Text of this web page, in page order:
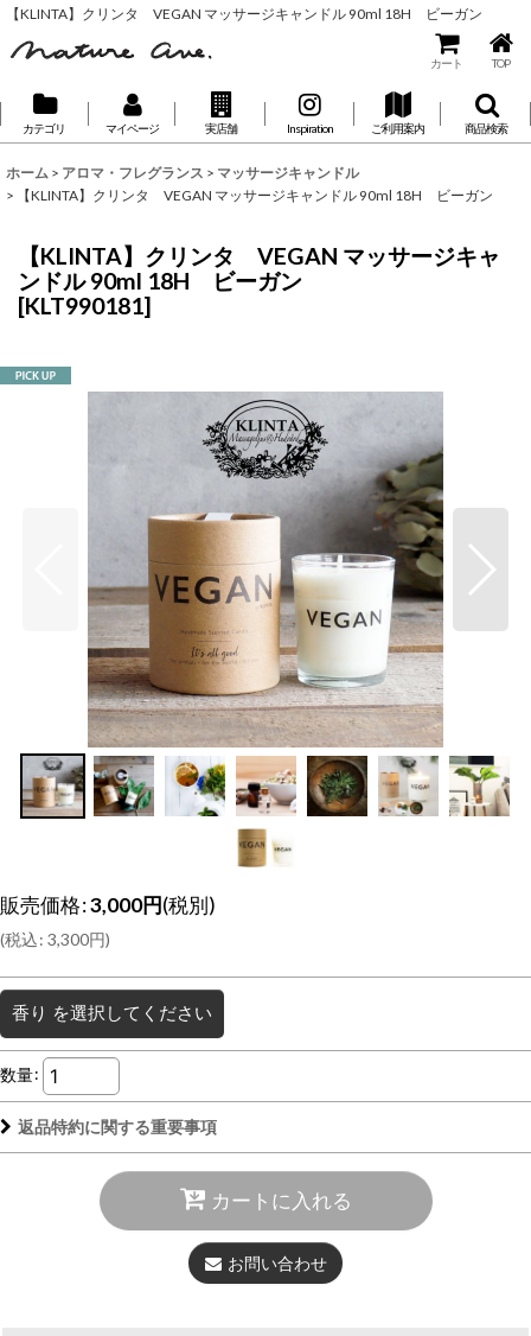
【KLINTA】クリンタ VEGAN マッサージキャンドル 90ml 18H ビーガン
カート TOP
カテゴリ マイページ 実店舗 Inspiration ご利用案内 商品検索
ホーム > アロマ・フレグランス > マッサージキャンドル
>
【KLINTA】クリンタ VEGAN マッサージキャンドル 90ml 18H ビーガン
【KLINTA】クリンタ VEGAN マッサージキャ
ンドル 90ml 18H ビーガン
[KLT990181]
販売価格:3,000円(税別)
(税込: 3,300円)
香り を選択してください
数量:
返品特約に関する重要事項
カートに入れる
お問い合わせ